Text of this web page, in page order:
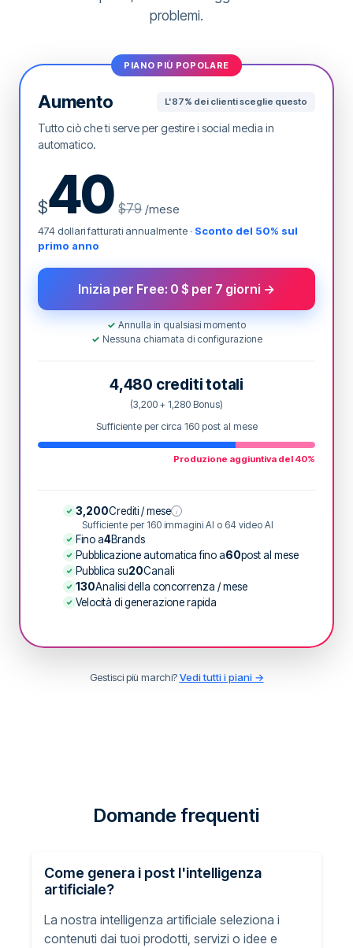
esposizione e coinvolgimento.
problemi.
PIANO PIÙ POPOLARE
Aumento L'87% dei clienti sceglie questo
Tutto ciò che ti serve per gestire i social media in
automatico.
$40 $79 /mese
474 dollari fatturati annualmente · Sconto del 50% sul
primo anno
Inizia per Free: 0 $ per 7 giorni →
✓ Annulla in qualsiasi momento
✓ Nessuna chiamata di configurazione
4,480 crediti totali
(3,200 + 1,280 Bonus)
Sufficiente per circa 160 post al mese
Produzione aggiuntiva del 40%
3,200Crediti / mese i
Sufficiente per 160 immagini AI o 64 video AI
Fino a4Brands
Pubblicazione automatica fino a60post al mese
Pubblica su20Canali
130Analisi della concorrenza / mese
Velocità di generazione rapida
Gestisci più marchi?Vedi tutti i piani →
Domande frequenti
Come genera i post l'intelligenza
artificiale?
La nostra intelligenza artificiale seleziona i
contenuti dai tuoi prodotti, servizi o idee e